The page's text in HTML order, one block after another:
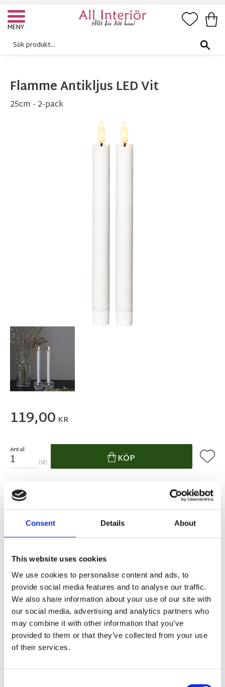
Consent Details About
This website uses cookies
We use cookies to personalise content and ads, to
provide social media features and to analyse our traffic.
We also share information about your use of our site with
our social media, advertising and analytics partners who
may combine it with other information that you’ve
provided to them or that they’ve collected from your use
of their services.
Meny
Flamme Antikljus LED Vit
25cm - 2-pack
119,00 KR
Antal
st KÖP Lägg
Lagerstatus
Tillverkare
Star Trading
Fri frakt över 995kr
Enkel betalning med Klarna
BESKRIVNING
2p antikljus. Tillverkade utav äkta vax, med en
mycket naturtrogen låga som lyser med varmvitt
sken. De har en inbyggd timer som gör det enkelt